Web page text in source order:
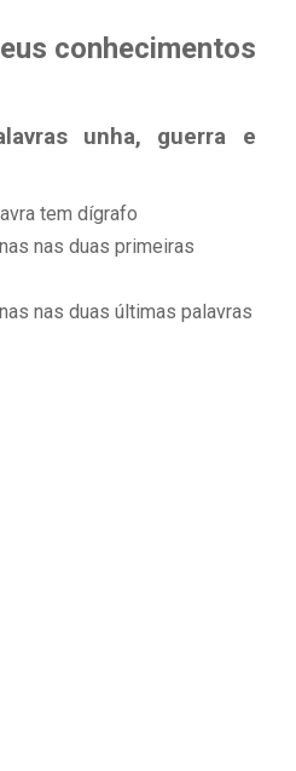
conhecimentos
unha, guerra e
tem dígrafo
nas duas primeiras
nas duas últimas palavras